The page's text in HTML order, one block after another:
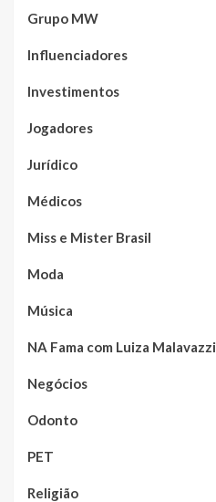
Grupo MW
Influenciadores
Investimentos
Jogadores
Jurídico
Médicos
Miss e Mister Brasil
Moda
Música
NA Fama com Luiza Malavazzi
Negócios
Odonto
PET
Religião